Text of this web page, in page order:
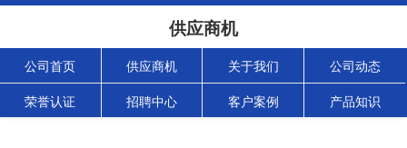
供应商机
公司首页 供应商机 关于我们 公司动态
荣誉认证 招聘中心 客户案例 产品知识